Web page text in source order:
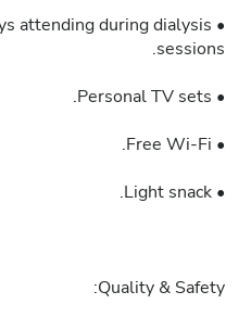
attending during dialysis
sessions.
• Personal TV sets.
• Free Wi-Fi.
• Light snack.
Quality & Safety: